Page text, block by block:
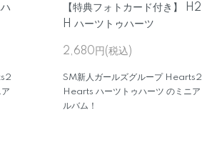
【特典フォトカード付き】 H2
H ハーツトゥハーツ
2,680円(税込)
SM新人ガールズグループ Hearts2
Hearts ハーツトゥハーツ のミニア
ルバム！